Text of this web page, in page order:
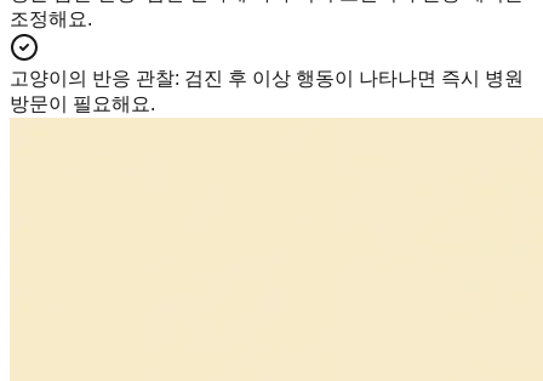
조정해요.
고양이의 반응 관찰: 검진 후 이상 행동이 나타나면 즉시 병원
방문이 필요해요.